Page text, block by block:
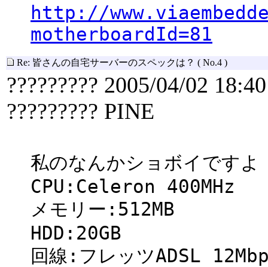
http://
motherboardId=81
Re: 皆さんの自宅サーバーのスペックは？ ( No.4 )
????????? 2005/04/02 18:40
????????? PINE
私のなんかショボイですよ
CPU:Celeron 400MHz
メモリー:512MB
HDD:20GB
回線:フレッツADSL